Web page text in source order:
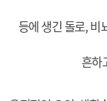
등에 생긴 돌로, 비
흔하